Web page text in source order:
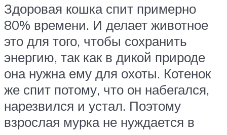
Здоровая кошка спит примерно
80% времени. И делает животное
это для того, чтобы сохранить
энергию, так как в дикой природе
она нужна ему для охоты. Котенок
же спит потому, что он набегался,
нарезвился и устал. Поэтому
взрослая мурка не нуждается в